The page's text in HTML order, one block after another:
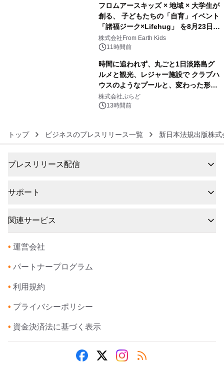
フロムアースキッズ × 地域 × 大学生が
創る、 子どもたちの「自育」イベント
「諸福ジーク×Lifehug」 を8月23日
(日)開催
株式会社From Earth Kids
11時間前
時間に追われず、丸ごと1日淡路島グ
ルメと観光、レジャー施設で クラブハ
ウスのようなプールと、変わった形の
サウナも 「THE BOXY AWAJI」のお
得な素泊まり連泊プランで
株式会社ぷらど
13時間前
トップ ビジネスのプレスリリース一覧 新日本法規出版株式
プレスリリース配信
サポート
関連サービス
• 運営会社
• パートナープログラム
• 利用規約
• プライバシーポリシー
• 資金決済法に基づく表示